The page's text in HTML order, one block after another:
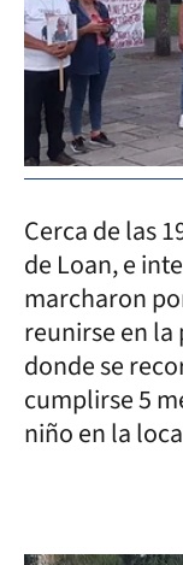
Cerca de las
de Loan, e
marcharon
reunirse en la
donde se
cumplirse 5
niño en la